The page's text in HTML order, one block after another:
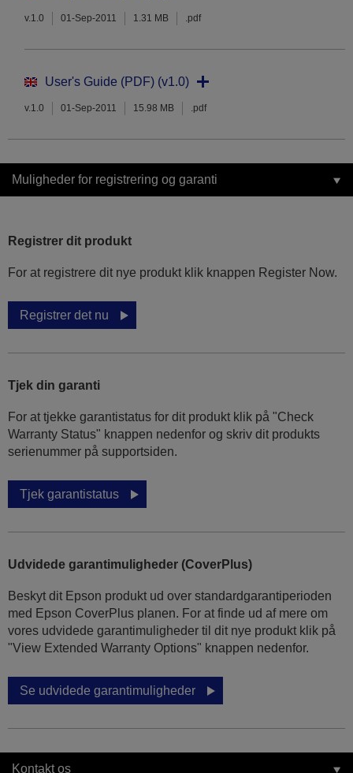
v.1.0 01-Sep-2011 1.31 MB .pdf
User's Guide (PDF) (v1.0)
v.1.0 01-Sep-2011 15.98 MB .pdf
Muligheder for registrering og garanti
Registrer dit produkt
For at registrere dit nye produkt klik knappen Register Now.
Registrer det nu
Tjek din garanti
For at tjekke garantistatus for dit produkt klik på "Check
Warranty Status" knappen nedenfor og skriv dit produkts
serienummer på supportsiden.
Tjek garantistatus
Udvidede garantimuligheder (CoverPlus)
Beskyt dit Epson produkt ud over standardgarantiperioden
med Epson CoverPlus planen. For at finde ud af mere om
vores udvidede garantimuligheder til dit nye produkt klik på
"View Extended Warranty Options" knappen nedenfor.
Se udvidede garantimuligheder
Kontakt os